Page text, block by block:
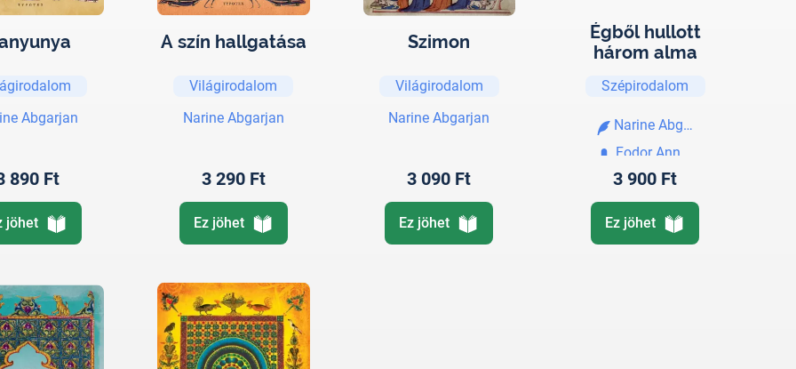
Abgarjan
890 Ft
jöhet
A szín hallgatása
Világirodalom
Narine Abgarjan
3 290 Ft
Ez jöhet
Szimon
Világirodalom
Narine Abgarjan
3 090 Ft
Ez jöhet
Égből hullott
három alma
Szépirodalom
Narine Abgarjan
Fodor Annamária
3 900 Ft
Ez jöhet